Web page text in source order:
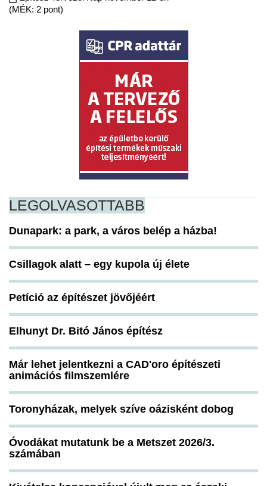
(MÉK: 2 pont)
LEGOLVASOTTABB
Dunapark: a park, a város belép a házba!
Csillagok alatt – egy kupola új élete
Petíció az építészet jövőjéért
Elhunyt Dr. Bitó János építész
Már lehet jelentkezni a CAD'oro építészeti
animációs filmszemlére
Toronyházak, melyek szíve oázisként dobog
Óvodákat mutatunk be a Metszet 2026/3.
számában